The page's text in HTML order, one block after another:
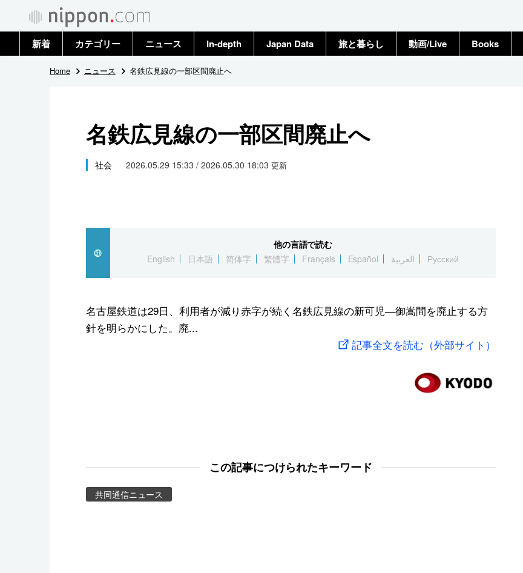
新着 カテゴリー
政治・外交
国際
科学・技術
暮らし
ニュース
トップ
In-depth Japan Data 旅と暮らし 動画/Live Books
Home ニュース 名鉄広見線の一部区間廃止へ
名鉄広見線の一部区間廃止へ
社会 2026.05.29 15:33 / 2026.05.30 18:03 更新
他の言語で読む
English
日本語 简体字 繁體字 Français Español العربية Русский
名古屋鉄道は29日、利用者が減り赤字が続く名鉄広見線の新可児―御嵩間を廃止する方
針を明らかにした。廃...
記事全文を読む（外部サイト）
この記事につけられたキーワード
共同通信ニュース